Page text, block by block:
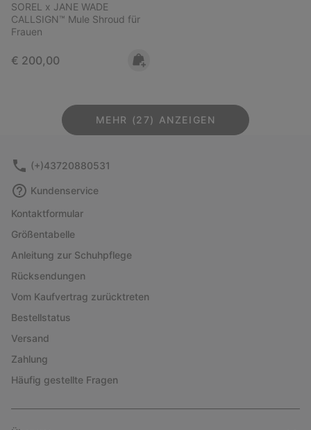
SOREL x JANE WADE
CALLSIGN™ Mule Shroud für
Frauen
Regular price:
€ 200,00
MEHR (27) ANZEIGEN
(+)43720880531
Kundenservice
Kontaktformular
Größentabelle
Anleitung zur Schuhpflege
Rücksendungen
Vom Kaufvertrag zurücktreten
Bestellstatus
Versand
Zahlung
Häufig gestellte Fragen